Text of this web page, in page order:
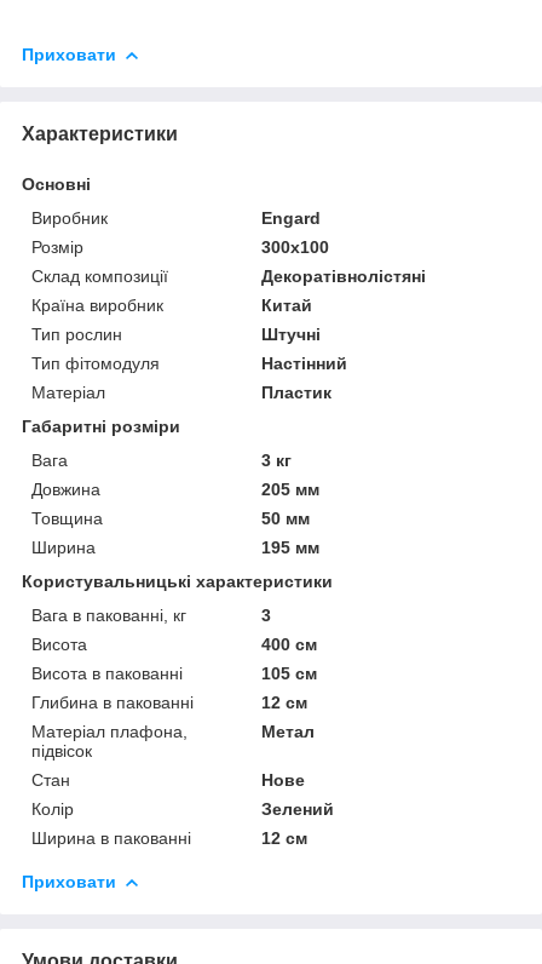
Приховати
Характеристики
Основні
Виробник
Engard
Розмір
300x100
Склад композиції
Декоратівнолістяні
Країна виробник
Китай
Тип рослин
Штучні
Тип фітомодуля
Настінний
Матеріал
Пластик
Габаритні розміри
Вага
3 кг
Довжина
205 мм
Товщина
50 мм
Ширина
195 мм
Користувальницькі характеристики
Вага в пакованні, кг
3
Висота
400 см
Висота в пакованні
105 см
Глибина в пакованні
12 см
Матеріал плафона,
підвісок
Метал
Стан
Нове
Колір
Зелений
Ширина в пакованні
12 см
Приховати